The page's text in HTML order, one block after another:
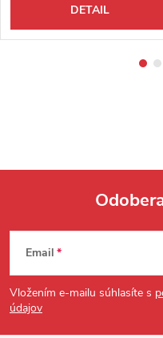
DETAIL
Zápätie
Email
Vložením e-mailu súhlasíte s
údajov